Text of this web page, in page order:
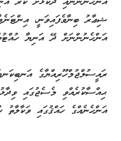
ޝިޢާރު ބިނާވެފައިވަނީ،
އަންހެނުންނަށް ދޭ އަނިޔާ
ރައީސުލްޖުމްހޫރިއްޔާގެ
ޙިއްސާކުރެއްވި މެސެޖުގައި
އަންހެނެއްގެ ހައްޤުގައި ވަކާލާތު